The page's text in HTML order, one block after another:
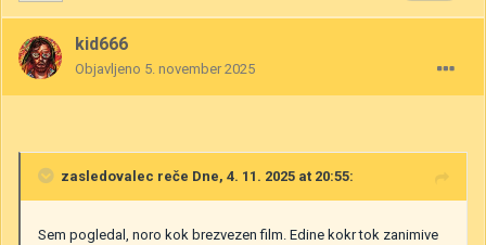
kid666
Objavljeno 5. november 2025
zasledovalec reče Dne, 4. 11. 2025 at 20:55:
Sem pogledal, noro kok brezvezen film. Edine kokr tok zanimive